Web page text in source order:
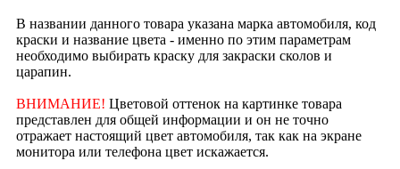
В названии данного товара указана марка автомобиля, код
краски и название цвета - именно по этим параметрам
необходимо выбирать краску для закраски сколов и
царапин.
ВНИМАНИЕ! Цветовой оттенок на картинке товара
представлен для общей информации и он не точно
отражает настоящий цвет автомобиля, так как на экране
монитора или телефона цвет искажается.